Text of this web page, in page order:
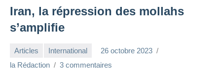
Iran, la répression des mollahs
s’amplifie
Articles International
26 octobre 2023
la Rédaction
3 commentaires